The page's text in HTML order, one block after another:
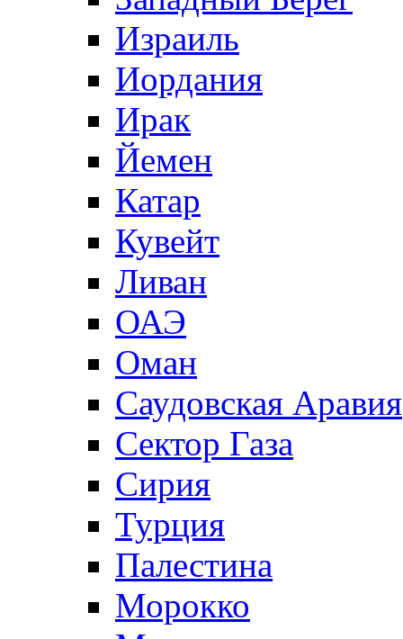
Израиль
Иордания
Ирак
Йемен
Катар
Кувейт
Ливан
ОАЭ
Оман
Саудовская Аравия
Сектор Газа
Сирия
Турция
Палестина
Морокко